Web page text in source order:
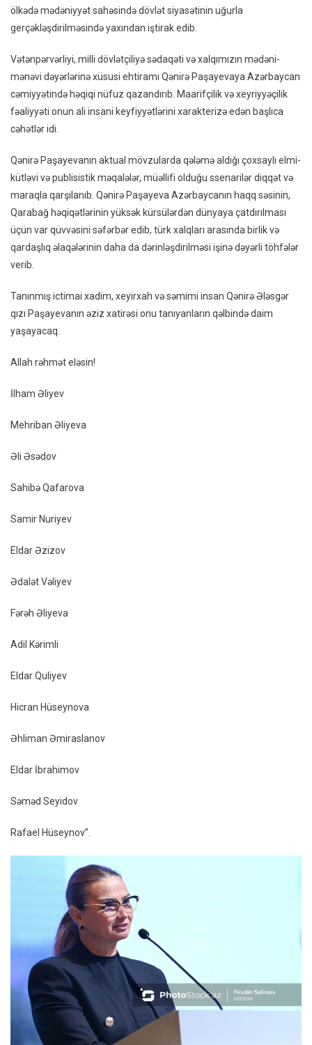
ölkədə mədəniyyət sahəsində dövlət siyasətinin uğurla
gerçəkləşdirilməsində yaxından iştirak edib.
Vətənpərvərliyi, milli dövlətçiliyə sədaqəti və xalqımızın mədəni-
mənəvi dəyərlərinə xüsusi ehtiramı Qənirə Paşayevaya Azərbaycan
cəmiyyətində həqiqi nüfuz qazandırıb. Maarifçilik və xeyriyyəçilik
fəaliyyəti onun ali insani keyfiyyətlərini xarakterizə edən başlıca
cəhətlər idi.
Qənirə Paşayevanın aktual mövzularda qələmə aldığı çoxsaylı elmi-
kütləvi və publisistik məqalələr, müəllifi olduğu ssenarilər diqqət və
maraqla qarşılanıb. Qənirə Paşayeva Azərbaycanın haqq səsinin,
Qarabağ həqiqətlərinin yüksək kürsülərdən dünyaya çatdırılması
üçün var qüvvəsini səfərbər edib, türk xalqları arasında birlik və
qardaşlıq əlaqələrinin daha da dərinləşdirilməsi işinə dəyərli töhfələr
verib.
Tanınmış ictimai xadim, xeyirxah və səmimi insan Qənirə Ələsgər
qızı Paşayevanın əziz xatirəsi onu tanıyanların qəlbində daim
yaşayacaq.
Allah rəhmət eləsin!
İlham Əliyev
Mehriban Əliyeva
Əli Əsədov
Sahibə Qafarova
Samir Nuriyev
Eldar Əzizov
Ədalət Vəliyev
Fərəh Əliyeva
Adil Kərimli
Eldar Quliyev
Hicran Hüseynova
Əhliman Əmiraslanov
Eldar İbrahimov
Səməd Seyidov
Rafael Hüseynov”.